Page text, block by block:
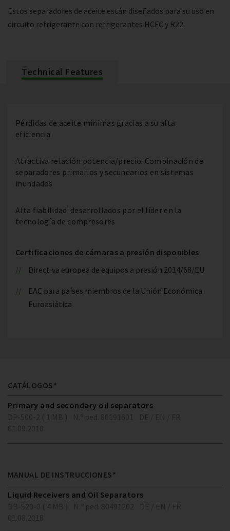
Estos separadores de aceite están diseñados para su uso en
circuito refrigerante con refrigerantes HCFC y R22
Technical Features
Pérdidas de aceite mínimas gracias a su alta
eficiencia
Atractiva relación potencia/precio: Combinación de
separadores primarios y secundarios en sistemas
inundados
Alta fiabilidad: desarrollados por el líder en la
tecnología de compresores
Certificaciones de cámaras a presión disponibles
Directiva europea de equipos a presión 2014/68/EU
EAC para países miembros de la Unión Económica
Euroasiática
CATÁLOGOS*
Primary and secondary oil separators
MANUAL DE INSTRUCCIONES*
Liquid Receivers and Oil Separators